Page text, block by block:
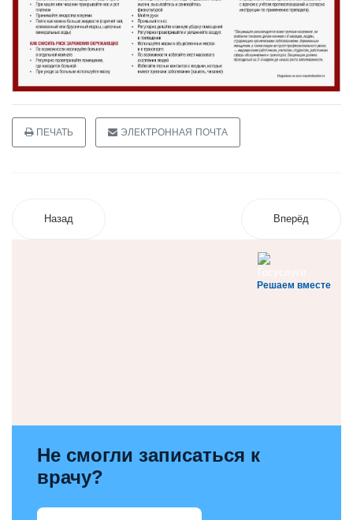
ПЕЧАТЬ ЭЛЕКТРОННАЯ ПОЧТА
Назад Вперёд
Решаем вместе
Не смогли записаться к
врачу?